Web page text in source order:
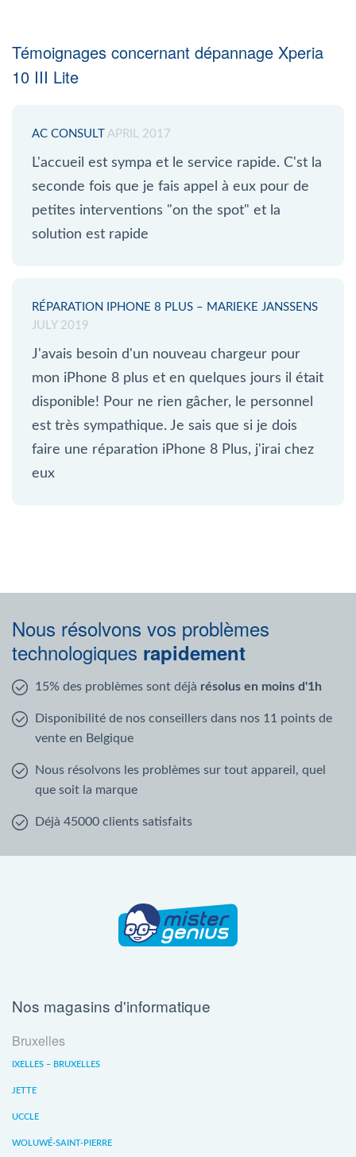
Témoignages concernant dépannage Xperia
10 III Lite
AC CONSULT APRIL 2017
L'accueil est sympa et le service rapide. C'st la
seconde fois que je fais appel à eux pour de
petites interventions "on the spot" et la
solution est rapide
RÉPARATION IPHONE 8 PLUS – MARIEKE JANSSENS
JULY 2019
J'avais besoin d'un nouveau chargeur pour
mon iPhone 8 plus et en quelques jours il était
disponible! Pour ne rien gâcher, le personnel
est très sympathique. Je sais que si je dois
faire une réparation iPhone 8 Plus, j'irai chez
eux
Nous résolvons vos problèmes
technologiques rapidement
15% des problèmes sont déjà résolus en moins d'1h
Disponibilité de nos conseillers dans nos 11 points de
vente en Belgique
Nous résolvons les problèmes sur tout appareil, quel
que soit la marque
Déjà 45000 clients satisfaits
Nos magasins d'informatique
Bruxelles
IXELLES – BRUXELLES
JETTE
UCCLE
WOLUWÉ-SAINT-PIERRE